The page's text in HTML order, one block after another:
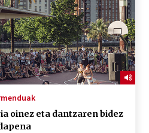
Bide, Boards Of Canada, Somak,
Teens, Underscores, Habia
oinez eta dantzaren bidez